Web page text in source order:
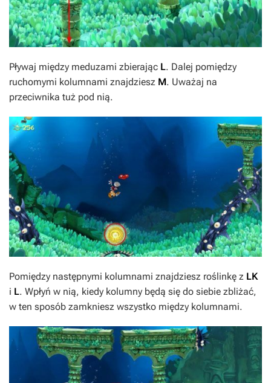
Pływaj między meduzami zbierając L. Dalej pomiędzy
ruchomymi kolumnami znajdziesz M. Uważaj na
przeciwnika tuż pod nią.
Pomiędzy następnymi kolumnami znajdziesz roślinkę z LK
i L. Wpłyń w nią, kiedy kolumny będą się do siebie zbliżać,
w ten sposób zamkniesz wszystko między kolumnami.